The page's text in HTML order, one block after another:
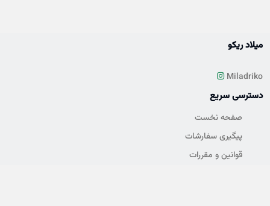
میلاد ریکو
Miladriko
دسترسی سریع
صفحه نخست
پیگیری سفارشات
قوانین و مقررات